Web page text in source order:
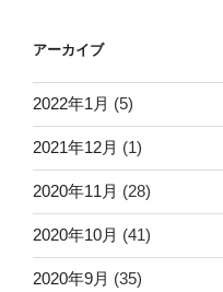
アーカイブ
2022年1月 (5)
2021年12月 (1)
2020年11月 (28)
2020年10月 (41)
2020年9月 (35)